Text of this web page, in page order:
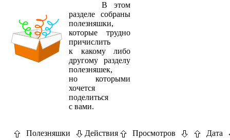
В этом
разделе собраны
полезняшки,
которые трудно
причислить
к какому либо
другому разделу
полезняшек,
но которыми
хочется
поделиться
с вами.
Полезняшки Действия Просмотров
Дата